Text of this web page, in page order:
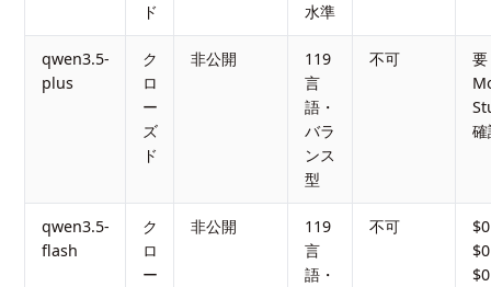
ド
水準
qwen3.5-
plus
ク
ロ
ー
ズ
ド
非公開
119
言
語・
バラ
ンス
型
不可
要
確
qwen3.5-
flash
ク
ロ
ー
非公開
119
言
語・
不可